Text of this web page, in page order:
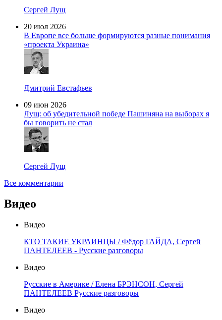
Сергей Лущ
20 июл 2026
В Европе все больше формируются разные понимания
«проекта Украина»
Дмитрий Евстафьев
09 июн 2026
Лущ: об убедительной победе Пашиняна на выборах я
бы говорить не стал
Сергей Лущ
Все комментарии
Видео
Видео
КТО ТАКИЕ УКРАИНЦЫ / Фёдор ГАЙДА, Сергей
ПАНТЕЛЕЕВ - Русские разговоры
Видео
Русские в Америке / Елена БРЭНСОН, Сергей
ПАНТЕЛЕЕВ Русские разговоры
Видео